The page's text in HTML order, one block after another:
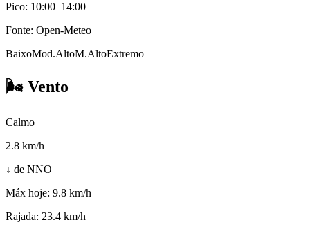
Pico: 10:00–14:00
Fonte: Open-Meteo
BaixoMod.AltoM.AltoExtremo
🌬️ Vento
Calmo
2.8 km/h
↓ de NNO
Máx hoje: 9.8 km/h
Rajada: 23.4 km/h